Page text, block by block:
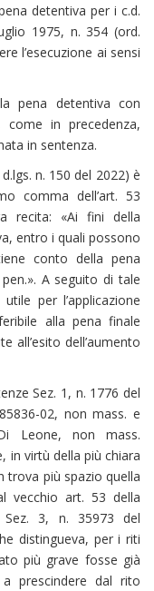
detentiva per i c.d.
1975, n. 354 (ord.
l’esecuzione ai sensi
pena detentiva con
in precedenza,
in sentenza.
n. 150 del 2022) è
comma dell’art. 53
recita: «Ai fini della
entro i quali possono
conto della pena
A seguito di tale
per l’applicazione
alla pena finale
all’esito dell’aumento
Sez. 1, n. 1776 del
02, non mass. e
Leone, non mass.
in virtù della più chiara
trova più spazio quella
vecchio art. 53 della
3, n. 35973 del
distingueva, per i riti
più grave fosse già
prescindere dal rito